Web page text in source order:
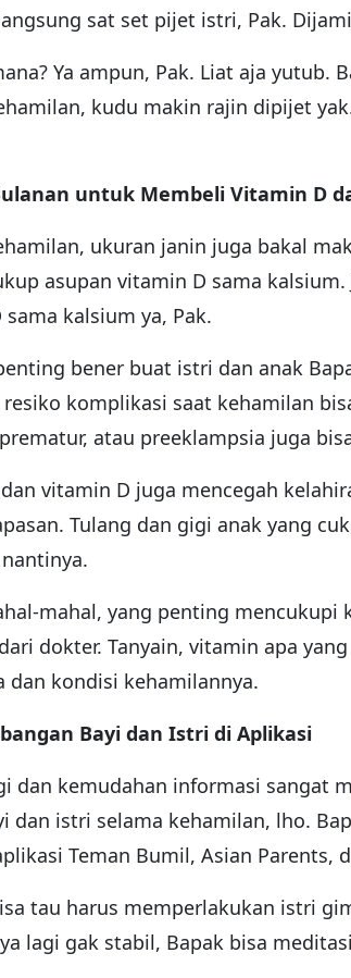
sat set pijet istri, Pak.
Ya ampun, Pak. Liat aja yutub.
kudu makin rajin dipijet
untuk Membeli Vitamin D
ukuran janin juga bakal
asupan vitamin D sama
kalsium ya, Pak.
bener buat istri dan anak
komplikasi saat kehamilan
atau preeklampsia juga
vitamin D juga mencegah
Tulang dan gigi anak yang
mahal, yang penting mencukupi
dokter. Tanyain, vitamin apa
dan kondisi kehamilannya.
Bayi dan Istri di Aplikasi
dan kemudahan informasi sangat
dan istri selama kehamilan, lho.
Teman Bumil, Asian Parents,
tau harus memperlakukan istri
lagi gak stabil, Bapak bisa